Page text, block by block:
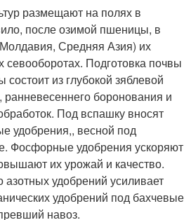
размещают на полях в
после озимой пшеницы, в
Средняя Азия) их
Подготовка почвы
состоит из глубокой зяблевой
боронования и
Под вспашку вносят
удобрения,, весной под
Фосфорные удобрения ускоряют
их урожай и качество.
удобрений усиливает
удобрений под бахчевые
навоз.